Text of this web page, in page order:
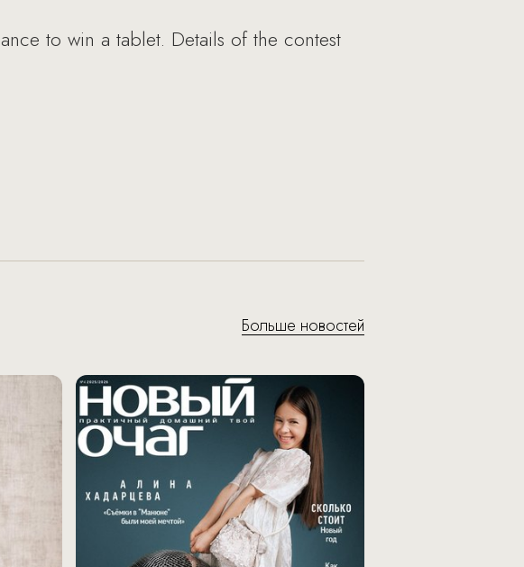
to win a tablet. Details of the contest
Больше новостей